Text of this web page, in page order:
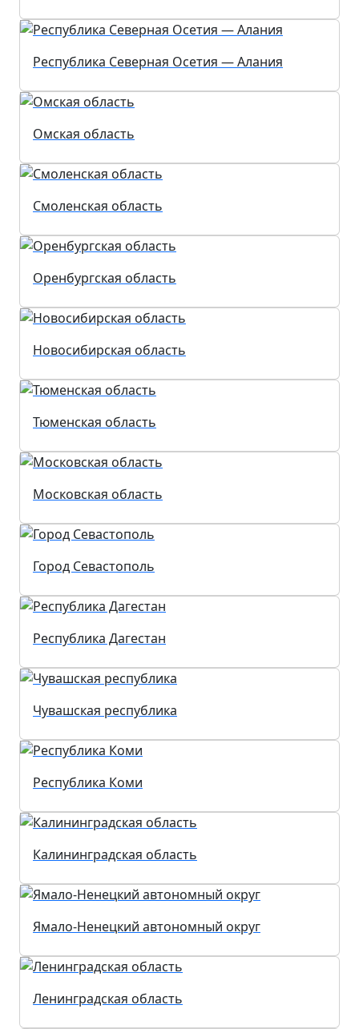
Республика Северная Осетия — Алания
Омская область
Смоленская область
Оренбургская область
Новосибирская область
Тюменская область
Московская область
Город Севастополь
Республика Дагестан
Чувашская республика
Республика Коми
Калининградская область
Ямало-Ненецкий автономный округ
Ленинградская область